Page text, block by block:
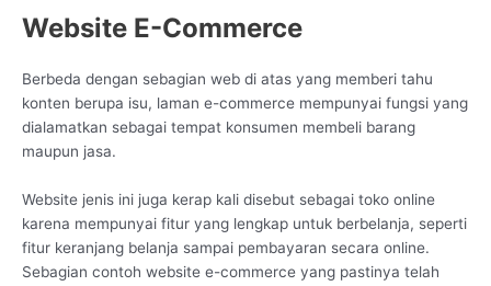
Website E-Commerce
Berbeda dengan sebagian web di atas yang memberi tahu
konten berupa isu, laman e-commerce mempunyai fungsi yang
dialamatkan sebagai tempat konsumen membeli barang
maupun jasa.
Website jenis ini juga kerap kali disebut sebagai toko online
karena mempunyai fitur yang lengkap untuk berbelanja, seperti
fitur keranjang belanja sampai pembayaran secara online.
Sebagian contoh website e-commerce yang pastinya telah